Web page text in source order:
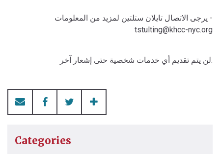
يرجى الاتصال تايلان ستلتين لمزيد من المعلومات -
tstulting@khcc-nyc.org
لن يتم تقديم أي خدمات شخصية حتى إشعار آخر.
Categories